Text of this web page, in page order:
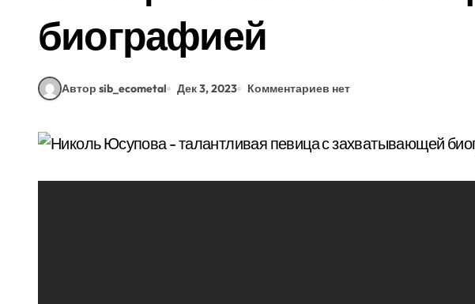
биографией
Автор sib_ecometal Дек 3, 2023 Комментариев нет